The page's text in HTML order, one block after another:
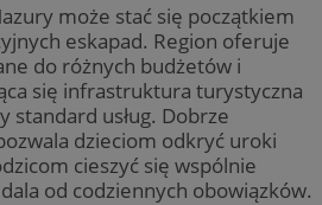
może stać się początkiem
eskapad. Region oferuje
do różnych budżetów i
się infrastruktura turystyczna
standard usług. Dobrze
dzieciom odkryć uroki
cieszyć się wspólnie
od codziennych obowiązków.